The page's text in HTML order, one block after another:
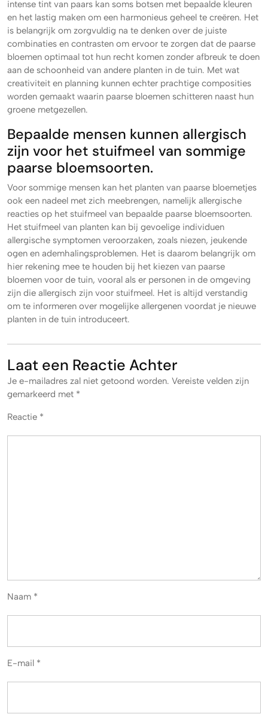
intense tint van paars kan soms botsen met bepaalde kleuren
en het lastig maken om een harmonieus geheel te creëren. Het
is belangrijk om zorgvuldig na te denken over de juiste
combinaties en contrasten om ervoor te zorgen dat de paarse
bloemen optimaal tot hun recht komen zonder afbreuk te doen
aan de schoonheid van andere planten in de tuin. Met wat
creativiteit en planning kunnen echter prachtige composities
worden gemaakt waarin paarse bloemen schitteren naast hun
groene metgezellen.
Bepaalde mensen kunnen allergisch
zijn voor het stuifmeel van sommige
paarse bloemsoorten.
Voor sommige mensen kan het planten van paarse bloemetjes
ook een nadeel met zich meebrengen, namelijk allergische
reacties op het stuifmeel van bepaalde paarse bloemsoorten.
Het stuifmeel van planten kan bij gevoelige individuen
allergische symptomen veroorzaken, zoals niezen, jeukende
ogen en ademhalingsproblemen. Het is daarom belangrijk om
hier rekening mee te houden bij het kiezen van paarse
bloemen voor de tuin, vooral als er personen in de omgeving
zijn die allergisch zijn voor stuifmeel. Het is altijd verstandig
om te informeren over mogelijke allergenen voordat je nieuwe
planten in de tuin introduceert.
Laat een Reactie Achter
Je e-mailadres zal niet getoond worden. Vereiste velden zijn
gemarkeerd met *
Reactie *
Naam *
E-mail *